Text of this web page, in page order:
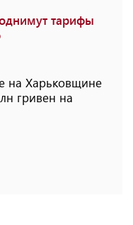
тарифы
на Харьковщине
​​гривен на